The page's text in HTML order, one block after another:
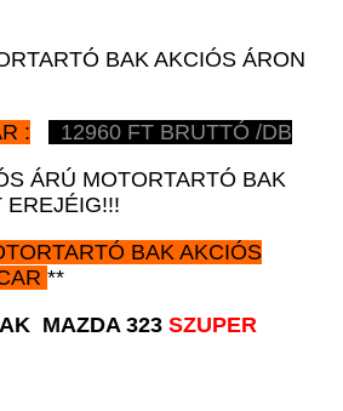
BAK AKCIÓS ÁRON
:
12960 FT BRUTTÓ /DB
ÁRÚ MOTORTARTÓ BAK
EREJÉIG!!!
BAK AKCIÓS
**
MAZDA 323 SZUPER